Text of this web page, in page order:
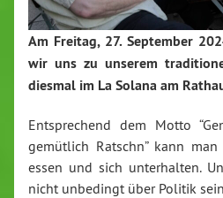
Am Freitag, 27. September
wir uns zu unserem
diesmal im La Solana am
Entsprechend dem Motto
gemütlich Ratschn” kann
essen und sich unterhalten.
nicht unbedingt über Politik